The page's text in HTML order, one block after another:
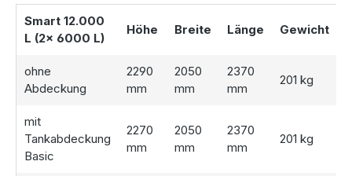
stationären Tauchdruckpumpen „classic“, „automatic“
oder „automatic plus“. Jede Tauchdruckpumpe ist mit
einem Trockenlaufschutz ausgestattet und sorgt für eine
Wasseranschlussbox
: Die praktische Box ermöglicht
eine saubere und geordnete Wasserentnahme und passt
Flexibilität für jede Einbausituation
Smart 12.000
L (2x 6000 L)
Höhe Breite Länge Gewicht
ohne
Abdeckung
2290
mm
2050
mm
2370
mm
201 kg
mit
Tankabdeckung
Basic
2270
mm
2050
mm
2370
mm
201 kg